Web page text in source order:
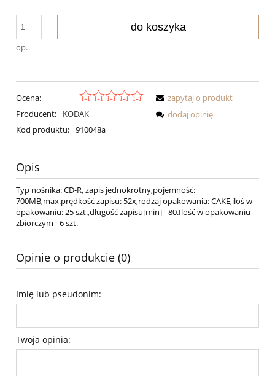
op.
do koszyka
Ocena:
Producent:
KODAK
Kod produktu: 910048a
zapytaj o produkt
dodaj opinię
Opis
Typ nośnika: CD-R, zapis jednokrotny,pojemność:
700MB,max.prędkość zapisu: 52x,rodzaj opakowania: CAKE,iloś w
opakowaniu: 25 szt.,długość zapisu[min] - 80.Ilość w opakowaniu
zbiorczym - 6 szt.
Opinie o produkcie (0)
Imię lub pseudonim:
Twoja opinia: